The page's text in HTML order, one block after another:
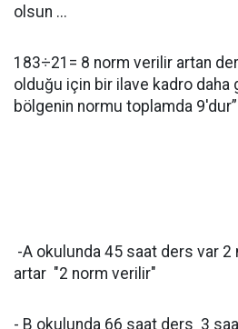
olsun ...
183÷21= 8 norm verilir artan
olduğu için bir ilave kadro daha
bölgenin normu toplamda 9'dur”
-A okulunda 45 saat ders var 2
artar "2 norm verilir"
- B okulunda 66 saat ders 3